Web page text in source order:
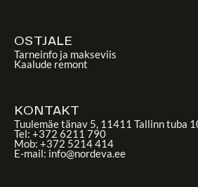
OSTJALE
Tarneinfo ja makseviis
Kaalude remont
KONTAKT
Tuulemäe tänav 5, 11411 Tallinn tuba
Tel: +372 6211 790
Mob: +372 5214 414
E-mail: info@nordeva.ee